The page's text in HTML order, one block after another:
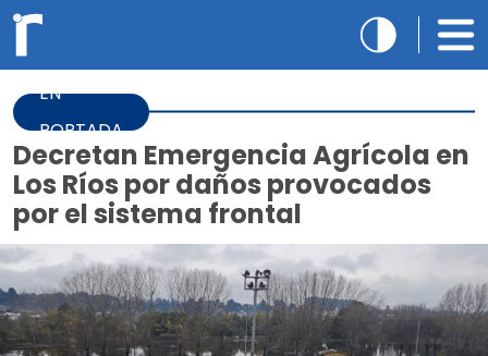
EN
PORTADA
Decretan Emergencia Agrícola en
Los Ríos por daños provocados
por el sistema frontal